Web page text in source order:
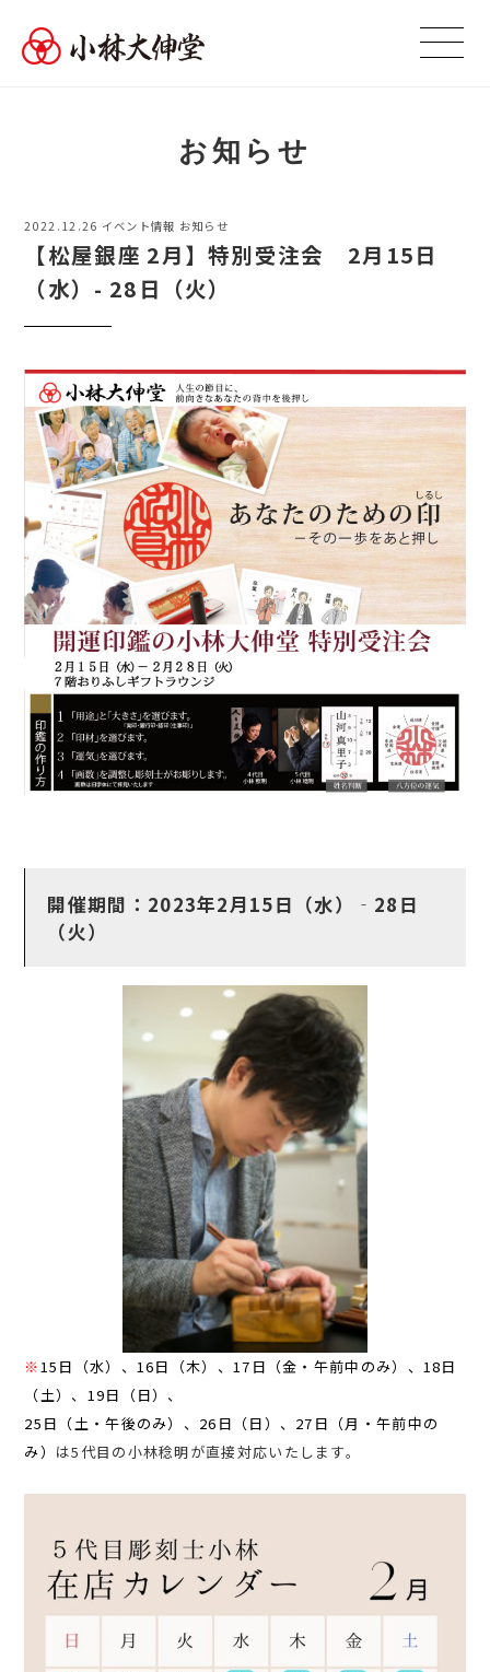
お知らせ
2022.12.26 イベント情報 お知らせ
【松屋銀座 2月】特別受注会 2月15日
（水）- 28日（火）
開催期間：2023年2月15日（水）‐28日
（火）
※ 15日（水）、16日（木）、17日（金・午前中のみ）、18日
（土）、19日（日）、
25日（土・午後のみ）、26日（日）、27日（月・午前中の
み） は5代目の小林稔明が直接対応いたします。